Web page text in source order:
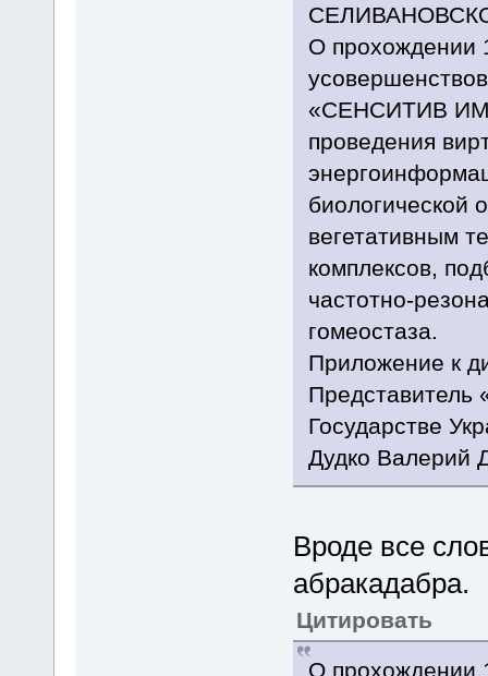
О прохождении
«СЕНСИТИВ
проведения
биологической
вегетативным
комплексов,
частотно-
гомеостаза.
Приложение к
Государстве
Дудко Валерий
Вроде все
абракадабра.
Цитировать
О прохождении